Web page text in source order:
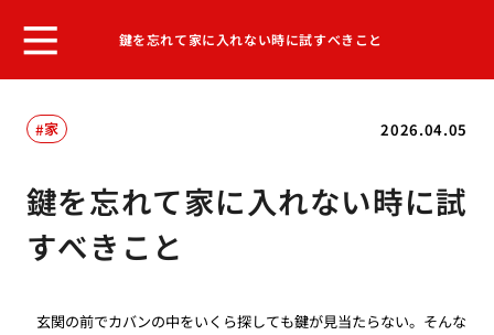
鍵を忘れて家に入れない時に試すべきこと
2026.04.05
家
鍵を忘れて家に入れない時に試
すべきこと
玄関の前でカバンの中をいくら探しても鍵が見当たらない。そんな